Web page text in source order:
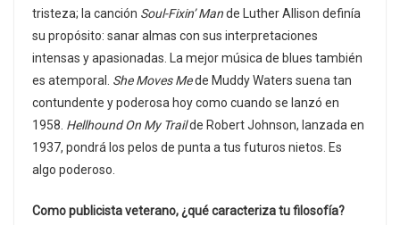
tristeza; la canción Soul-Fixin’ Mande Luther Allison definía
su propósito: sanar almas con sus interpretaciones
intensas y apasionadas. La mejor música de blues también
es atemporal. She Moves Mede Muddy Waters suena tan
contundente y poderosa hoy como cuando se lanzó en
1958. Hellhound On My Trailde Robert Johnson, lanzada en
1937, pondrá los pelos de punta a tus futuros nietos. Es
algo poderoso.
Como publicista veterano, ¿qué caracteriza tu filosofía?